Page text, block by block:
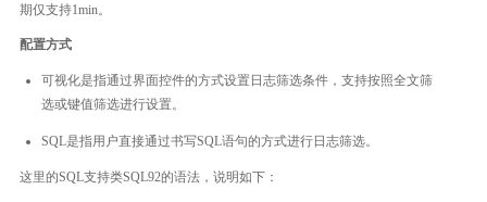
期仅支持1min。
配置方式
可视化是指通过界面控件的方式设置日志筛选条件，支持按照全文筛
选或键值筛选进行设置。
SQL是指用户直接通过书写SQL语句的方式进行日志筛选。
这里的SQL支持类SQL92的语法，说明如下：